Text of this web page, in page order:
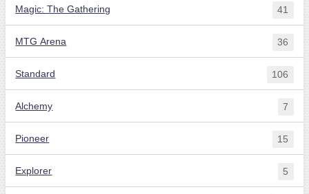
Magic: The Gathering 41
MTG Arena 36
Standard 106
Alchemy 7
Pioneer 15
Explorer 5